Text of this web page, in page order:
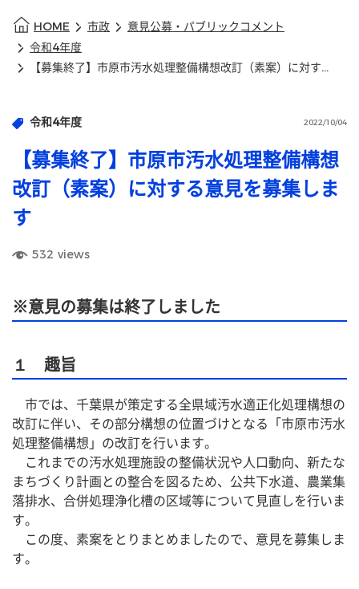
HOME 市政
意見公募・パブリックコメント
令和4年度
【募集終了】市原市汚水処理整備構想改訂（素案）に対する意見を募集します
令和4年度 2022/10/04
【募集終了】市原市汚水処理整備構想
改訂（素案）に対する意見を募集しま
す
532 views
※意見の募集は終了しました
１ 趣旨
市では、千葉県が策定する全県域汚水適正化処理構想の
改訂に伴い、その部分構想の位置づけとなる「市原市汚水
処理整備構想」の改訂を行います。
これまでの汚水処理施設の整備状況や人口動向、新たな
まちづくり計画との整合を図るため、公共下水道、農業集
落排水、合併処理浄化槽の区域等について見直しを行いま
す。
この度、素案をとりまとめましたので、意見を募集しま
す。